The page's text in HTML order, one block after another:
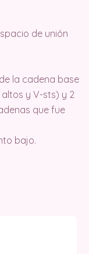
de unión
la cadena base
y V-sts) y 2
que fue
bajo.